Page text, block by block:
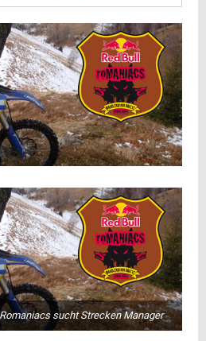
sucht Strecken Manager